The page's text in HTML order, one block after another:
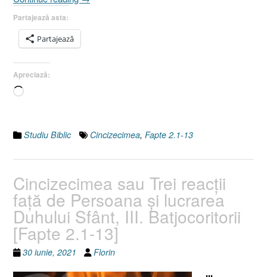
faţă
Sfânt,
IV.
2.1-
13]”
Partajează asta:
Partajează
Apreciază:
Încarc...
Studiu Biblic Cincizecimea, Fapte 2.1-13
Cincizecimea sau Trei reacţii
faţă de Persoana şi lucrarea
Duhului Sfânt, III. Batjocoritorii
[Fapte 2.1-13]
30 iunie, 2021 Florin